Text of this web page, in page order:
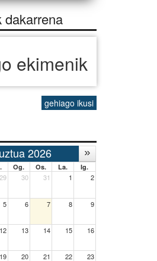
dakarrena
ekimenik
gehiago ikusi
2026
Og. Os. La. Ig.
29 30 31 1 2
5 6 7 8 9
12 13 14 15 16
19 20 21 22 23